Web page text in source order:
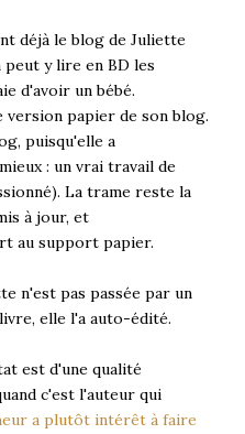
déjà le blog de Juliette
peut y lire en BD les
d'avoir un bébé.
papier de son blog.
puisqu'elle a
: un vrai travail de
La trame reste la
à jour, et
au support papier.
n'est pas passée par un
elle l'a auto-édité.
est d'une qualité
c'est l'auteur qui
a plutôt intérêt à faire